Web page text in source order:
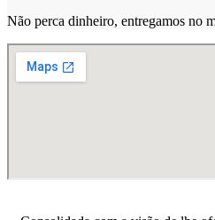
Não perca dinheiro, entregamos no